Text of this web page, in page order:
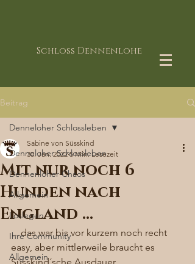
Schloss Dennenlohe
Beitrag
Denneloher Schlossleben
Dennenloher Chaos
Allgemein
Loslegen
Ihre Community
Allgemein
Denneloher Schlossleben
Mit nur noch 6
Hunden nach
England …
Sabine von Süsskind
30. Jan. 2022 5 Min. Lesezeit
…das war bis vor kurzem noch recht
easy, aber mittlerweile braucht es